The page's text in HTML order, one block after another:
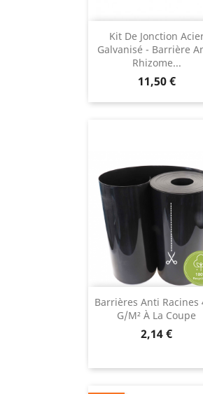
Kit De Jonction
Galvanisé - Barrière
Rhizome...
Prix
11,50 €
Barrières Anti Racines
G/m² À La Coupe
Prix
2,14 €